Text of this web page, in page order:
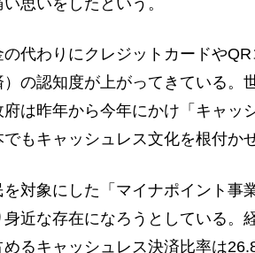
思いをしたという。
代わりにクレジットカードや
の認知度が上がってきている。
は昨年から今年にかけ「キャッ
もキャッシュレス文化を根付か
対象にした「マイナポイント事
身近な存在になろうとしている。
るキャッシュレス決済比率は